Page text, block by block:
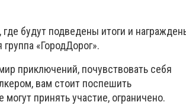
будут подведены итоги и
«ГородДорог».
приключений, почувствовать себя
вам стоит поспешить
принять участие, ограничено.